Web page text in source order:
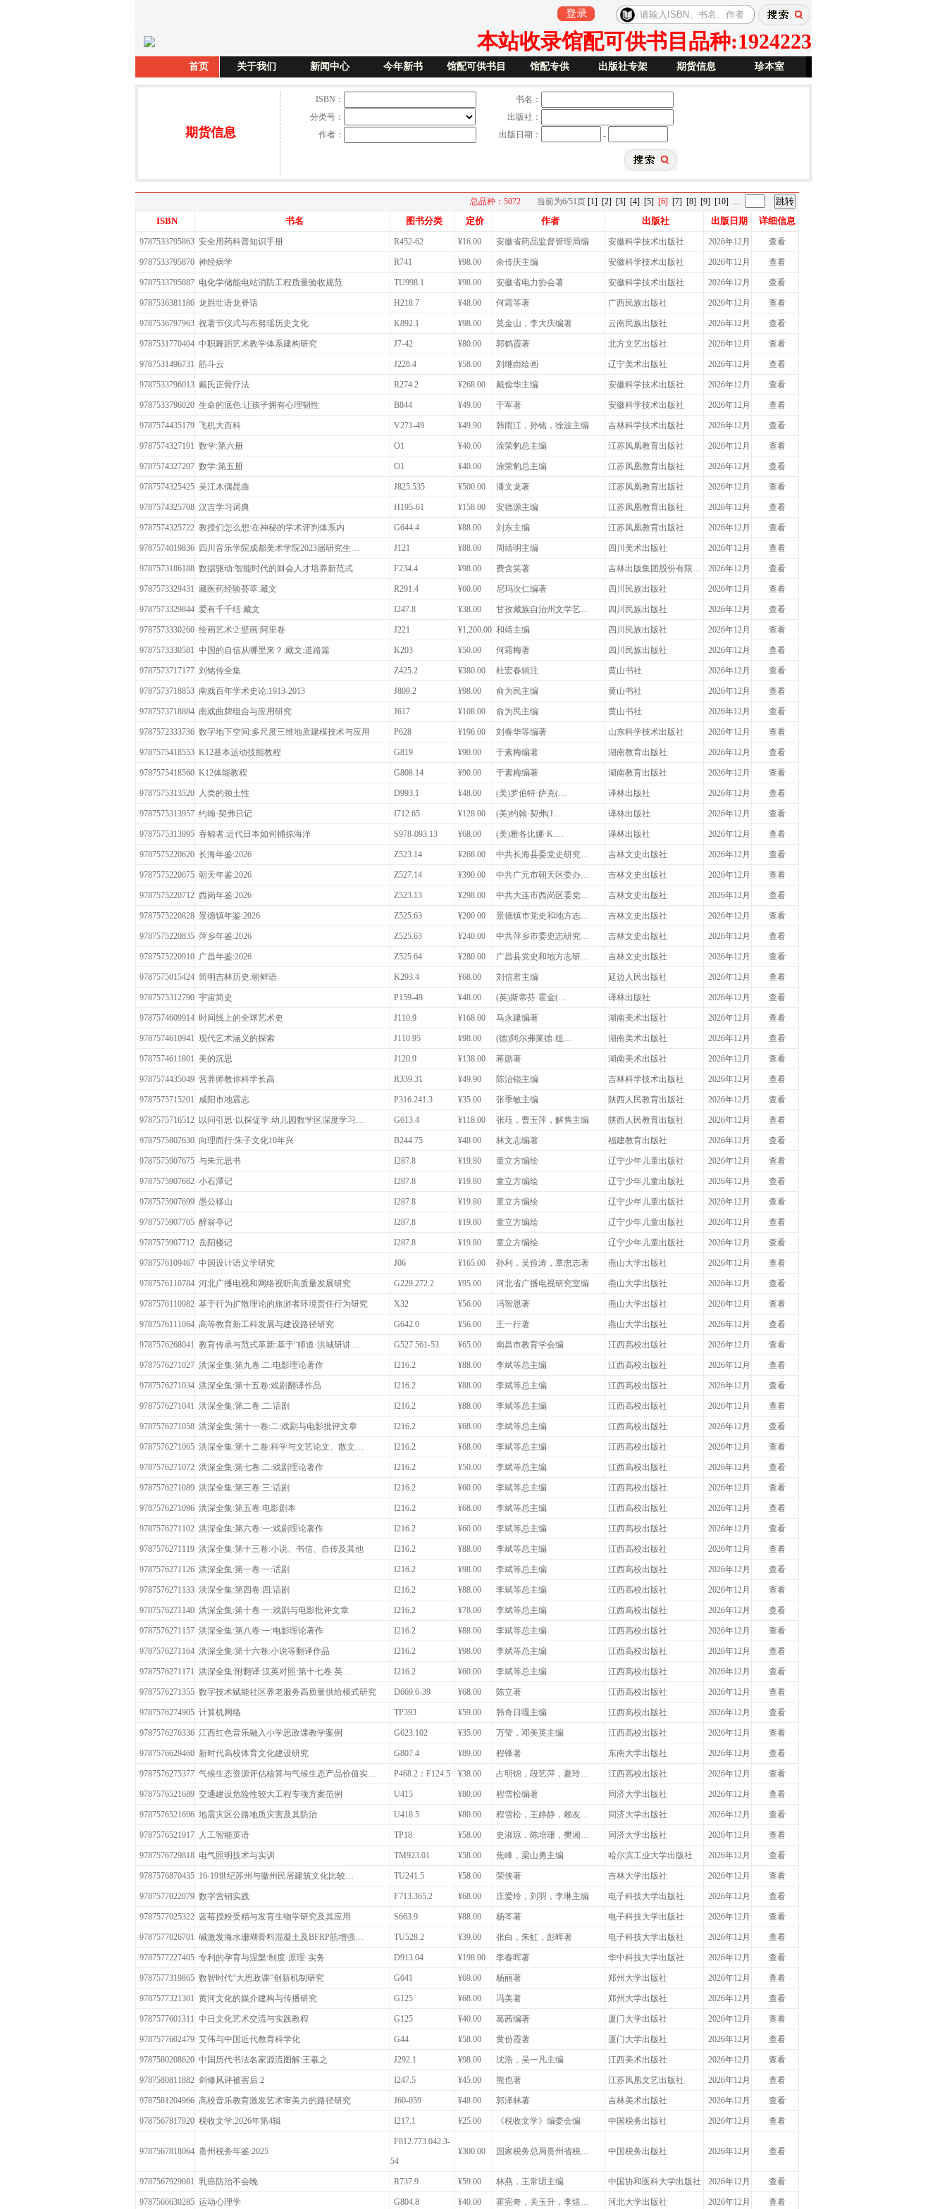
本站收录馆配可供书目品种:1924223
首页 关于我们 新闻中心 今年新书 馆配可供书目 馆配专供 出版社专架 期货信息 珍本室
期货信息
ISBN：
书名：
分类号：
出版社：
作者：
出版日期： -
总品种：5072 当前为6/51页 [1] [2] [3] [4] [5] [6] [7] [8] [9] [10] ...
ISBN 书名 图书分类 定价 作者 出版社 出版日期 详细信息
9787533795863 安全用药科普知识手册 R452-62 ¥16.00 安徽省药品监督管理局编 安徽科学技术出版社 2026年12月 查看
9787533795870 神经病学 R741 ¥98.00 余传庆主编 安徽科学技术出版社 2026年12月 查看
9787533795887 电化学储能电站消防工程质量验收规范 TU998.1 ¥98.00 安徽省电力协会著 安徽科学技术出版社 2026年12月 查看
9787536381186 龙胜壮语龙脊话 H218.7 ¥48.00 何霜等著 广西民族出版社 2026年12月 查看
9787536797963 祝著节仪式与布努瑶历史文化 K892.1 ¥98.00 莫金山，李大庆编著 云南民族出版社 2026年12月 查看
9787531770404 中职舞蹈艺术教学体系建构研究 J7-42 ¥80.00 郭鹤霞著 北方文艺出版社 2026年12月 查看
9787531496731 筋斗云 J228.4 ¥58.00 刘继卣绘画 辽宁美术出版社 2026年12月 查看
9787533796013 戴氏正骨疗法 R274.2 ¥268.00 戴俭华主编 安徽科学技术出版社 2026年12月 查看
9787533796020 生命的底色:让孩子拥有心理韧性 B844 ¥49.00 于军著 安徽科学技术出版社 2026年12月 查看
9787574435179 飞机大百科 V271-49 ¥49.90 韩雨江，孙铭，徐波主编 吉林科学技术出版社 2026年12月 查看
9787574327191 数学:第六册 O1 ¥40.00 涂荣豹总主编 江苏凤凰教育出版社 2026年12月 查看
9787574327207 数学:第五册 O1 ¥40.00 涂荣豹总主编 江苏凤凰教育出版社 2026年12月 查看
9787574325425 吴江木偶昆曲 J825.535 ¥500.00 潘文龙著 江苏凤凰教育出版社 2026年12月 查看
9787574325708 汉吉学习词典 H195-61 ¥158.00 安德源主编 江苏凤凰教育出版社 2026年12月 查看
9787574325722 教授们怎么想:在神秘的学术评判体系内 G644.4 ¥88.00 刘东主编 江苏凤凰教育出版社 2026年12月 查看
9787574019836 四川音乐学院成都美术学院2023届研究生… J121 ¥88.00 周靖明主编 四川美术出版社 2026年12月 查看
9787573186188 数据驱动:智能时代的财会人才培养新范式 F234.4 ¥98.00 费含笑著 吉林出版集团股份有限… 2026年12月 查看
9787573329431 藏医药经验荟萃:藏文 R291.4 ¥60.00 尼玛次仁编著 四川民族出版社 2026年12月 查看
9787573329844 爱有千千结:藏文 I247.8 ¥38.00 甘孜藏族自治州文学艺… 四川民族出版社 2026年12月 查看
9787573330260 绘画艺术:2:壁画:阿里卷 J221 ¥1,200.00 和靖主编 四川民族出版社 2026年12月 查看
9787573330581 中国的自信从哪里来？:藏文:道路篇 K203 ¥50.00 何霜梅著 四川民族出版社 2026年12月 查看
9787573717177 刘铭传全集 Z425.2 ¥380.00 杜宏春辑注 黄山书社 2026年12月 查看
9787573718853 南戏百年学术史论:1913-2013 J809.2 ¥98.00 俞为民主编 黄山书社 2026年12月 查看
9787573718884 南戏曲牌组合与应用研究 J617 ¥108.00 俞为民主编 黄山书社 2026年12月 查看
9787572333736 数字地下空间:多尺度三维地质建模技术与应用 P628 ¥196.00 刘春华等编著 山东科学技术出版社 2026年12月 查看
9787575418553 K12基本运动技能教程 G819 ¥90.00 于素梅编著 湖南教育出版社 2026年12月 查看
9787575418560 K12体能教程 G808.14 ¥90.00 于素梅编著 湖南教育出版社 2026年12月 查看
9787575313520 人类的领土性 D993.1 ¥48.00 (美)罗伯特·萨克(… 译林出版社 2026年12月 查看
9787575313957 约翰·契弗日记 I712.65 ¥128.00 (美)约翰·契弗(J… 译林出版社 2026年12月 查看
9787575313995 吞鲸者:近代日本如何捕掠海洋 S978-093.13 ¥68.00 (美)雅各比娜·K.… 译林出版社 2026年12月 查看
9787575220620 长海年鉴:2026 Z523.14 ¥268.00 中共长海县委党史研究… 吉林文史出版社 2026年12月 查看
9787575220675 朝天年鉴:2026 Z527.14 ¥390.00 中共广元市朝天区委办… 吉林文史出版社 2026年12月 查看
9787575220712 西岗年鉴:2026 Z523.13 ¥298.00 中共大连市西岗区委党… 吉林文史出版社 2026年12月 查看
9787575220828 景德镇年鉴:2026 Z525.63 ¥200.00 景德镇市党史和地方志… 吉林文史出版社 2026年12月 查看
9787575220835 萍乡年鉴:2026 Z525.63 ¥240.00 中共萍乡市委史志研究… 吉林文史出版社 2026年12月 查看
9787575220910 广昌年鉴:2026 Z525.64 ¥280.00 广昌县党史和地方志研… 吉林文史出版社 2026年12月 查看
9787575015424 简明吉林历史:朝鲜语 K293.4 ¥68.00 刘信君主编 延边人民出版社 2026年12月 查看
9787575312790 宇宙简史 P159-49 ¥48.00 (英)斯蒂芬·霍金(… 译林出版社 2026年12月 查看
9787574609914 时间线上的全球艺术史 J110.9 ¥168.00 马永建编著 湖南美术出版社 2026年12月 查看
9787574610941 现代艺术涵义的探索 J110.95 ¥98.00 (德)阿尔弗莱德·纽… 湖南美术出版社 2026年12月 查看
9787574611801 美的沉思 J120.9 ¥138.00 蒋勋著 湖南美术出版社 2026年12月 查看
9787574435049 营养师教你科学长高 R339.31 ¥49.90 陈治锟主编 吉林科学技术出版社 2026年12月 查看
9787575715201 咸阳市地震志 P316.241.3 ¥35.00 张季敏主编 陕西人民教育出版社 2026年12月 查看
9787575716512 以问引思·以探促学:幼儿园数学区深度学习… G613.4 ¥118.00 张珏，曹玉萍，解隽主编 陕西人民教育出版社 2026年12月 查看
9787575807630 向理而行:朱子文化10年兴 B244.75 ¥48.00 林文志编著 福建教育出版社 2026年12月 查看
9787575907675 与朱元思书 I287.8 ¥19.80 童立方编绘 辽宁少年儿童出版社 2026年12月 查看
9787575907682 小石潭记 I287.8 ¥19.80 童立方编绘 辽宁少年儿童出版社 2026年12月 查看
9787575907699 愚公移山 I287.8 ¥19.80 童立方编绘 辽宁少年儿童出版社 2026年12月 查看
9787575907705 醉翁亭记 I287.8 ¥19.80 童立方编绘 辽宁少年儿童出版社 2026年12月 查看
9787575907712 岳阳楼记 I287.8 ¥19.80 童立方编绘 辽宁少年儿童出版社 2026年12月 查看
9787576109467 中国设计语义学研究 J06 ¥165.00 孙利，吴俭涛，覃忠志著 燕山大学出版社 2026年12月 查看
9787576110784 河北广播电视和网络视听高质量发展研究 G229.272.2 ¥95.00 河北省广播电视研究室编 燕山大学出版社 2026年12月 查看
9787576110982 基于行为扩散理论的旅游者环境责任行为研究 X32 ¥56.00 冯智恩著 燕山大学出版社 2026年12月 查看
9787576111064 高等教育新工科发展与建设路径研究 G642.0 ¥56.00 王一行著 燕山大学出版社 2026年12月 查看
9787576268041 教育传承与范式革新:基于“师道·洪城研讲… G527.561-53 ¥65.00 南昌市教育学会编 江西高校出版社 2026年12月 查看
9787576271027 洪深全集:第九卷:二:电影理论著作 I216.2 ¥88.00 李斌等总主编 江西高校出版社 2026年12月 查看
9787576271034 洪深全集:第十五卷:戏剧翻译作品 I216.2 ¥88.00 李斌等总主编 江西高校出版社 2026年12月 查看
9787576271041 洪深全集:第二卷:二:话剧 I216.2 ¥88.00 李斌等总主编 江西高校出版社 2026年12月 查看
9787576271058 洪深全集:第十一卷:二:戏剧与电影批评文章 I216.2 ¥68.00 李斌等总主编 江西高校出版社 2026年12月 查看
9787576271065 洪深全集:第十二卷:科学与文艺论文、散文… I216.2 ¥68.00 李斌等总主编 江西高校出版社 2026年12月 查看
9787576271072 洪深全集:第七卷:二:戏剧理论著作 I216.2 ¥50.00 李斌等总主编 江西高校出版社 2026年12月 查看
9787576271089 洪深全集:第三卷:三:话剧 I216.2 ¥60.00 李斌等总主编 江西高校出版社 2026年12月 查看
9787576271096 洪深全集:第五卷:电影剧本 I216.2 ¥68.00 李斌等总主编 江西高校出版社 2026年12月 查看
9787576271102 洪深全集:第六卷:一:戏剧理论著作 I216.2 ¥60.00 李斌等总主编 江西高校出版社 2026年12月 查看
9787576271119 洪深全集:第十三卷:小说、书信、自传及其他 I216.2 ¥88.00 李斌等总主编 江西高校出版社 2026年12月 查看
9787576271126 洪深全集:第一卷:一:话剧 I216.2 ¥98.00 李斌等总主编 江西高校出版社 2026年12月 查看
9787576271133 洪深全集:第四卷:四:话剧 I216.2 ¥88.00 李斌等总主编 江西高校出版社 2026年12月 查看
9787576271140 洪深全集:第十卷:一:戏剧与电影批评文章 I216.2 ¥78.00 李斌等总主编 江西高校出版社 2026年12月 查看
9787576271157 洪深全集:第八卷:一:电影理论著作 I216.2 ¥88.00 李斌等总主编 江西高校出版社 2026年12月 查看
9787576271164 洪深全集:第十六卷:小说等翻译作品 I216.2 ¥98.00 李斌等总主编 江西高校出版社 2026年12月 查看
9787576271171 洪深全集:附翻译:汉英对照:第十七卷:英… I216.2 ¥60.00 李斌等总主编 江西高校出版社 2026年12月 查看
9787576271355 数字技术赋能社区养老服务高质量供给模式研究 D669.6-39 ¥68.00 陈立著 江西高校出版社 2026年12月 查看
9787576274905 计算机网络 TP393 ¥59.00 韩奇日嘎主编 江西高校出版社 2026年12月 查看
9787576276336 江西红色音乐融入小学思政课教学案例 G623.102 ¥35.00 万莹，邓美英主编 江西高校出版社 2026年12月 查看
9787576629460 新时代高校体育文化建设研究 G807.4 ¥89.00 程锋著 东南大学出版社 2026年12月 查看
9787576275377 气候生态资源评估核算与气候生态产品价值实… P468.2：F124.5 ¥38.00 占明锦，段艺萍，夏玲… 江西高校出版社 2026年12月 查看
9787576521689 交通建设危险性较大工程专项方案范例 U415 ¥80.00 程雪松编著 同济大学出版社 2026年12月 查看
9787576521696 地震灾区公路地质灾害及其防治 U418.5 ¥80.00 程雪松，王婷静，赖友… 同济大学出版社 2026年12月 查看
9787576521917 人工智能英语 TP18 ¥58.00 史淑琼，陈培珊，樊湘… 同济大学出版社 2026年12月 查看
9787576729818 电气照明技术与实训 TM923.01 ¥58.00 焦峰，梁山勇主编 哈尔滨工业大学出版社 2026年12月 查看
9787576870435 16-19世纪苏州与徽州民居建筑文化比较… TU241.5 ¥58.00 荣侠著 吉林大学出版社 2026年12月 查看
9787577022079 数字营销实践 F713.365.2 ¥68.00 庄爱玲，刘羽，李琳主编 电子科技大学出版社 2026年12月 查看
9787577025322 蓝莓授粉受精与发育生物学研究及其应用 S663.9 ¥88.00 杨芩著 电子科技大学出版社 2026年12月 查看
9787577026701 碱激发海水珊瑚骨料混凝土及BFRP筋增强… TU528.2 ¥39.00 张白，朱虹，彭晖著 电子科技大学出版社 2026年12月 查看
9787577227405 专利的孕育与涅槃:制度·原理·实务 D913.04 ¥198.00 李春晖著 华中科技大学出版社 2026年12月 查看
9787577319865 数智时代“大思政课”创新机制研究 G641 ¥69.00 杨丽著 郑州大学出版社 2026年12月 查看
9787577321301 黄河文化的媒介建构与传播研究 G125 ¥68.00 冯美著 郑州大学出版社 2026年12月 查看
9787577601311 中日文化艺术交流与实践教程 G125 ¥40.00 葛茜编著 厦门大学出版社 2026年12月 查看
9787577602479 艾伟与中国近代教育科学化 G44 ¥58.00 黄份霞著 厦门大学出版社 2026年12月 查看
9787580208620 中国历代书法名家源流图解:王羲之 J292.1 ¥98.00 沈浩，吴一凡主编 江西美术出版社 2026年12月 查看
9787580811882 剑修风评被害后:2 I247.5 ¥45.00 熊也著 江苏凤凰文艺出版社 2026年12月 查看
9787581204966 高校音乐教育激发艺术审美力的路径研究 J60-059 ¥48.00 郭泽林著 吉林美术出版社 2026年12月 查看
9787567817920 税收文学:2026年第4辑 I217.1 ¥25.00 《税收文学》编委会编 中国税务出版社 2026年12月 查看
9787567818064 贵州税务年鉴:2025
F812.773.042.3-
54
¥300.00 国家税务总局贵州省税… 中国税务出版社 2026年12月 查看
9787567929081 乳癌防治不会晚 R737.9 ¥59.00 林燕，王常珺主编 中国协和医科大学出版社 2026年12月 查看
9787566630285 运动心理学 G804.8 ¥40.00 霍宪奇，关玉升，李煜… 河北大学出版社 2026年12月 查看